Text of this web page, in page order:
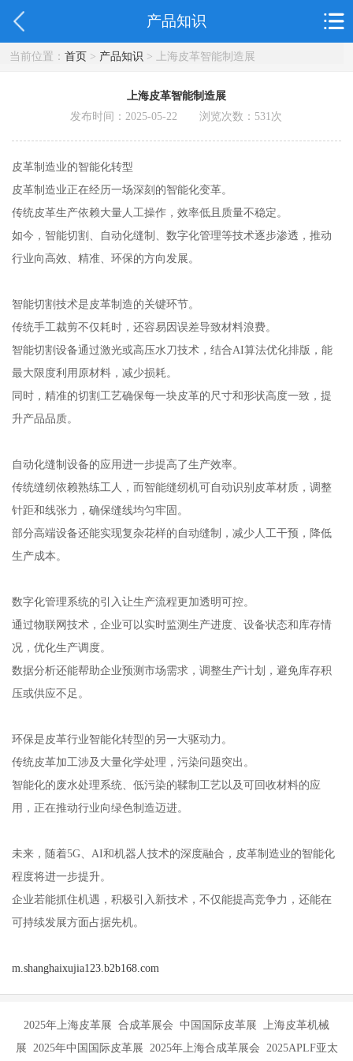
产品知识
当前位置： 首页> 产品知识 > 上海皮革智能制造展
上海皮革智能制造展
发布时间：2025-05-22 浏览次数： 531次
皮革制造业的智能化转型
皮革制造业正在经历一场深刻的智能化变革。
传统皮革生产依赖大量人工操作，效率低且质量不稳定。
如今，智能切割、自动化缝制、数字化管理等技术逐步渗透，推动
行业向高效、精准、环保的方向发展。
智能切割技术是皮革制造的关键环节。
传统手工裁剪不仅耗时，还容易因误差导致材料浪费。
智能切割设备通过激光或高压水刀技术，结合AI算法优化排版，能
最大限度利用原材料，减少损耗。
同时，精准的切割工艺确保每一块皮革的尺寸和形状高度一致，提
升产品品质。
自动化缝制设备的应用进一步提高了生产效率。
传统缝纫依赖熟练工人，而智能缝纫机可自动识别皮革材质，调整
针距和线张力，确保缝线均匀牢固。
部分高端设备还能实现复杂花样的自动缝制，减少人工干预，降低
生产成本。
数字化管理系统的引入让生产流程更加透明可控。
通过物联网技术，企业可以实时监测生产进度、设备状态和库存情
况，优化生产调度。
数据分析还能帮助企业预测市场需求，调整生产计划，避免库存积
压或供应不足。
环保是皮革行业智能化转型的另一大驱动力。
传统皮革加工涉及大量化学处理，污染问题突出。
智能化的废水处理系统、低污染的鞣制工艺以及可回收材料的应
用，正在推动行业向绿色制造迈进。
未来，随着5G、AI和机器人技术的深度融合，皮革制造业的智能化
程度将进一步提升。
企业若能抓住机遇，积极引入新技术，不仅能提高竞争力，还能在
可持续发展方面占据先机。
m.shanghaixujia123.b2b168.com
2025年上海皮革展 合成革展会 中国国际皮革展 上海皮革机械
展 2025年中国国际皮革展 2025年上海合成革展会 2025APLF亚太